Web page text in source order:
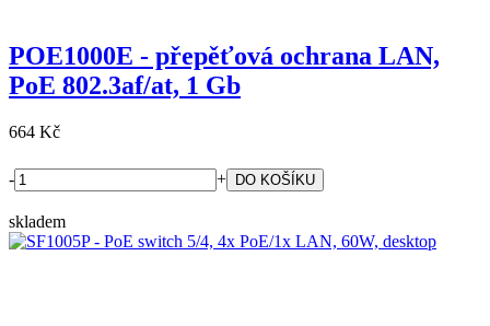
POE1000E - přepěťová ochrana LAN,
PoE 802.3af/at, 1 Gb
664 Kč
- +
skladem